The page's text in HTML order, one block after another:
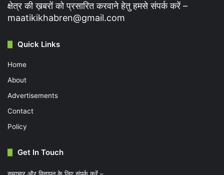
क्षेत्र की ख़बरों को प्रसारित करवाने हेतु हमसे संपर्क करें –
maatikikhabren@gmail.com
Quick Links
Home
About
Advertisements
Contact
Policy
Get In Touch